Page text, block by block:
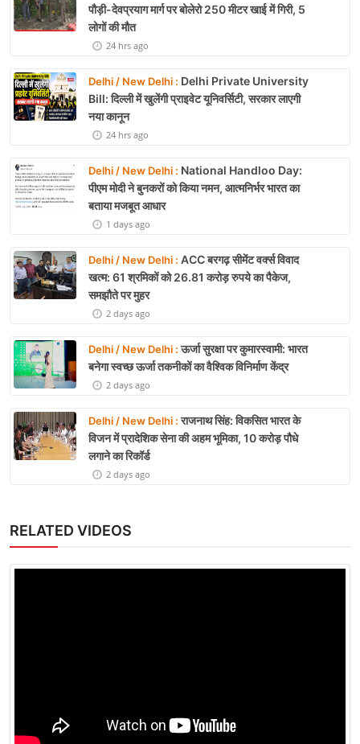
पौड़ी-देवप्रयाग मार्ग पर बोलेरो 250 मीटर खाई में गिरी, 5
लोगों की मौत
24 hrs ago
Delhi / New Delhi : Delhi Private University
Bill: दिल्ली में खुलेंगी प्राइवेट यूनिवर्सिटी, सरकार लाएगी
नया कानून
24 hrs ago
Delhi / New Delhi : National Handloo Day:
पीएम मोदी ने बुनकरों को किया नमन, आत्मनिर्भर भारत का
बताया मजबूत आधार
1 days ago
Delhi / New Delhi : ACC बरगढ़ सीमेंट वर्क्स विवाद
खत्म: 61 श्रमिकों को 26.81 करोड़ रुपये का पैकेज,
समझौते पर मुहर
2 days ago
Delhi / New Delhi :ऊर्जा सुरक्षा पर कुमारस्वामी: भारत
बनेगा स्वच्छ ऊर्जा तकनीकों का वैश्विक विनिर्माण केंद्र
2 days ago
Delhi / New Delhi :राजनाथ सिंह: विकसित भारत के
विजन में प्रादेशिक सेना की अहम भूमिका, 10 करोड़ पौधे
लगाने का रिकॉर्ड
2 days ago
RELATED VIDEOS